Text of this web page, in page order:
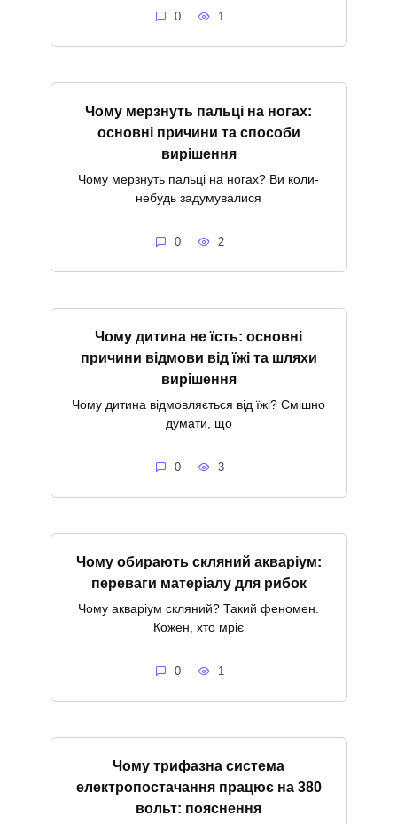
0 1
Чому мерзнуть пальці на ногах:
основні причини та способи
вирішення
Чому мерзнуть пальці на ногах? Ви коли-
небудь задумувалися
0 2
Чому дитина не їсть: основні
причини відмови від їжі та шляхи
вирішення
Чому дитина відмовляється від їжі? Смішно
думати, що
0 3
Чому обирають скляний акваріум:
переваги матеріалу для рибок
Чому акваріум скляний? Такий феномен.
Кожен, хто мріє
0 1
Чому трифазна система
електропостачання працює на 380
вольт: пояснення